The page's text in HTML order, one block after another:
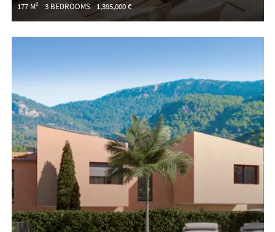
177 M² 3 BEDROOMS 1,395,000 €